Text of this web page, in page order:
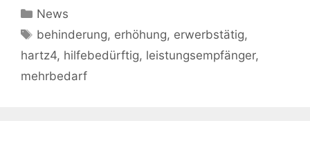
Kategorien
News
Schlagwörter
behinderung, erhöhung, erwerbstätig,
hartz4, hilfebedürftig, leistungsempfänger,
mehrbedarf